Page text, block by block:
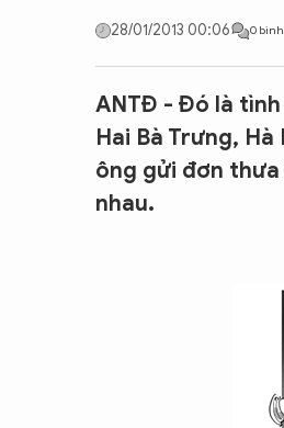
CON
28/01/2013 00:06 0
ANTĐ - Đó là tình
Hai Bà Trưng,
ông gửi đơn thưa
nhau.